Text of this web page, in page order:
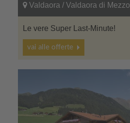
Valdaora / Valdaora di Mezzo
Le vere Super Last-Minute!
vai alle offerte